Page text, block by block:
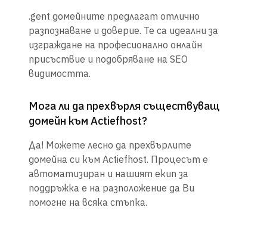
.gent домейните предлагат отлично
разпознаване и доверие. Те са идеални за
изграждане на професионално онлайн
присъствие и подобряване на SEO
видимостта.
Мога ли да прехвърля съществуващ
домейн към Actiefhost?
Да! Можете лесно да прехвърлите
домейна си към Actiefhost. Процесът е
автоматизиран и нашият екип за
поддръжка е на разположение да Ви
помогне на всяка стъпка.